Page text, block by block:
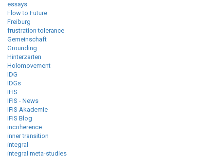
essays
Flow to Future
Freiburg
frustration tolerance
Gemeinschaft
Grounding
Hinterzarten
Holomovement
IDG
IDGs
IFIS
IFIS - News
IFIS Akademie
IFIS Blog
incoherence
inner transition
integral
integral meta-studies